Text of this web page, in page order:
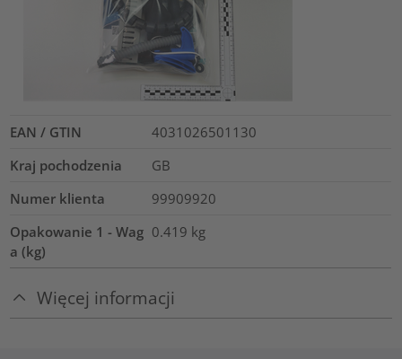
EAN / GTIN
4031026501130
Kraj pochodzenia
GB
Numer klienta
99909920
Opakowanie 1 - Wag
a (kg)
0.419 kg
Więcej informacji